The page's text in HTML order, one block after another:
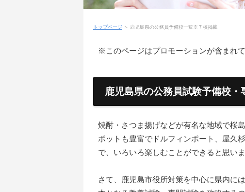
トップページ ＞ 鹿児島県の公務員予備校一覧※７校掲載
※このページはプロモーションが含まれて
鹿児島県の公務員試験予備校・
焼酎・さつま揚げなどが有名な地域で桜
ポットも豊富でドルフィンポート、屋久
で、いろいろ楽しむことができると思いま
さて、鹿児島市役所対策を中心に県内に